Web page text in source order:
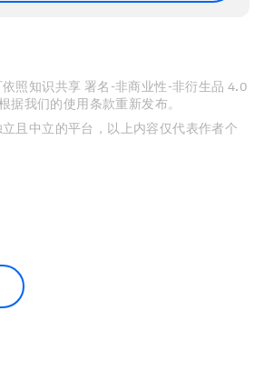
照知识共享 署名-非商业性-非衍生品 4.0
据我们的使用条款重新发布。
且中立的平台，以上内容仅代表作者个